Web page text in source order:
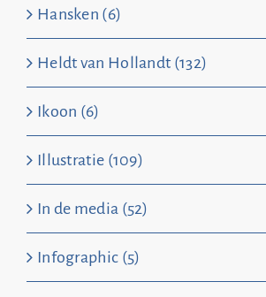
Hansken (6)
Heldt van Hollandt (132)
Ikoon (6)
Illustratie (109)
In de media (52)
Infographic (5)